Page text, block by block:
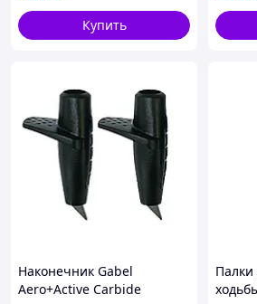
Купить
Наконечник Gabel
Aero+Active Carbide
Палки